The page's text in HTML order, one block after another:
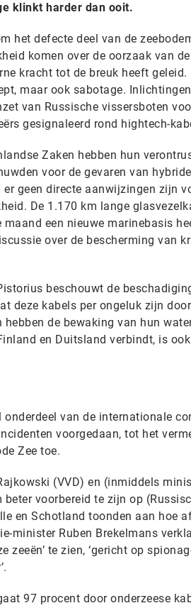
klinkt harder dan ooit.
het defecte deel van de
komen over de oorzaak van
kracht tot de breuk heeft
maar ook sabotage.
van Russische vissersboten
gesignaleerd rond hightech-
Zaken hebben hun
voor de gevaren van
geen directe aanwijzingen zijn
De 1.170 km lange
een nieuwe marinebasis
over de bescherming van
beschouwt de
deze kabels per ongeluk zijn
de bewaking van hun
en Duitsland verbindt, is
onderdeel van de internationale
voorgedaan, tot het
Zee toe.
(VVD) en (inmiddels
voorbereid te zijn op
en Schotland toonden aan hoe
minister Ruben Brekelmans
zeeën’ te zien, ‘gericht op
97 procent door onderzeese